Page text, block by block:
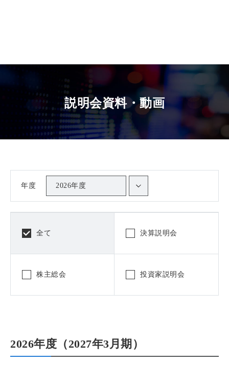
説明会資料・動画
年度 2026年度
全て 決算説明会
株主総会 投資家説明会
2026年度（2027年3月期）